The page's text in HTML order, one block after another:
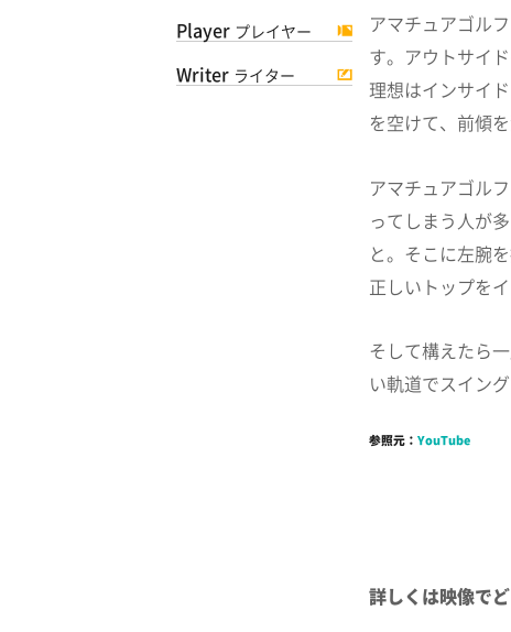
Player プレイヤー
Writer ライター
アマチュアゴル
す。アウトサイ
理想はインサイ
を空けて、前傾
アマチュアゴル
ってしまう人が
と。そこに左腕
正しいトップを
そして構えたら
い軌道でスイン
参照元： YouTube
詳しくは映像でど